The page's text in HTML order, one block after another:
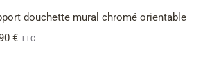
douchette mural chromé orientable
€ TTC